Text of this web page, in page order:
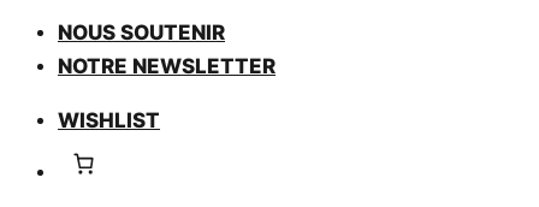
NOUS SOUTENIR
NOTRE NEWSLETTER
WISHLIST